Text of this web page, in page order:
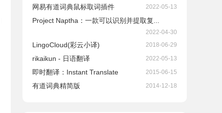
网易有道词典鼠标取词插件 2022-05-13
Project Naptha：一款可以识别并提取复...
2022-04-30
LingoCloud(彩云小译) 2018-06-29
rikaikun - 日语翻译 2022-05-13
即时翻译：Instant Translate 2015-06-15
有道词典精简版 2014-12-18